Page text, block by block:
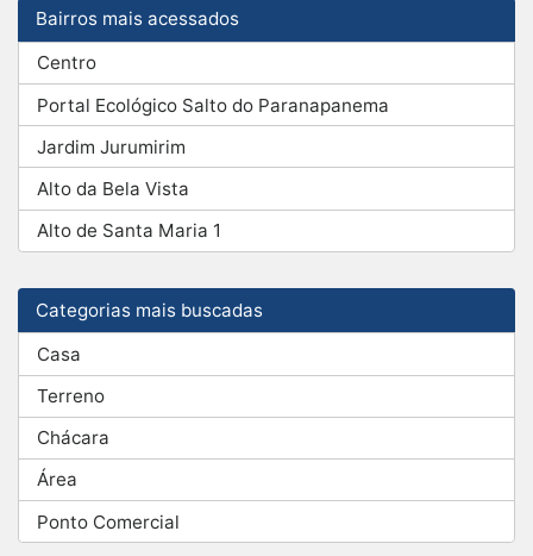
Bairros mais acessados
Centro
Portal Ecológico Salto do Paranapanema
Jardim Jurumirim
Alto da Bela Vista
Alto de Santa Maria 1
Categorias mais buscadas
Casa
Terreno
Chácara
Área
Ponto Comercial